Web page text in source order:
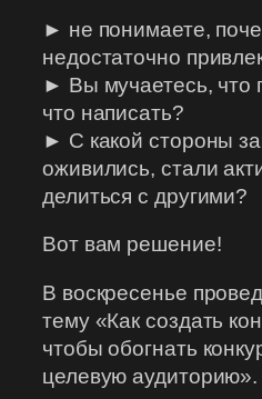
► не понимаете,
недостаточно
► Вы мучаетесь, что
что написать?
► С какой стороны
оживились, стали
делиться с другими?
Вот вам решение!
В воскресенье
тему «Как создать
чтобы обогнать
целевую аудиторию».